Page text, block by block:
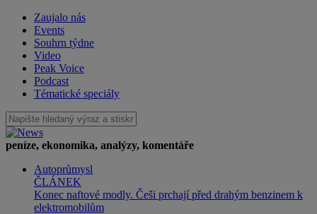
Zaujalo nás
Events
Souhrn týdne
Video
Peak Voice
Podcast
Tématické speciály
peníze, ekonomika, analýzy, komentáře
Autoprůmysl
ČLÁNEK
Konec naftové modly. Češi prchají před drahým benzinem k
elektromobilům